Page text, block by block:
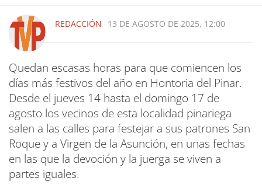
REDACCIÓN 13 DE AGOSTO DE 2025, 12:00
Quedan escasas horas para que comiencen los
días más festivos del año en Hontoria del Pinar.
Desde el jueves 14 hasta el domingo 17 de
agosto los vecinos de esta localidad pinariega
salen a las calles para festejar a sus patrones San
Roque y a Virgen de la Asunción, en unas fechas
en las que la devoción y la juerga se viven a
partes iguales.